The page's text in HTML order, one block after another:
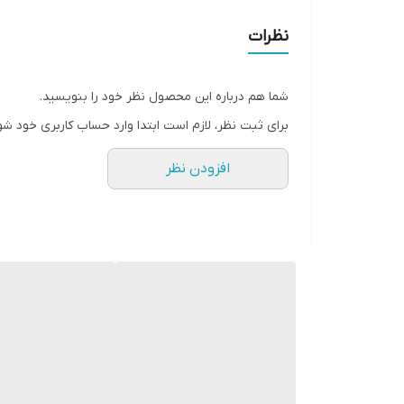
نظرات
شما هم درباره این محصول نظر خود را بنویسید.
برای ثبت نظر، لازم است ابتدا وارد حساب کاربری خود
افزودن نظر